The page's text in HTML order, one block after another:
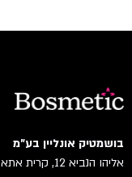
בושמטיק אונליין בע"מ
אליהו הנביא 12, קרית אתא